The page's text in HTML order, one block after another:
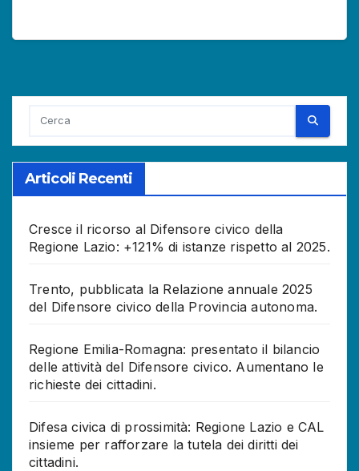
Articoli Recenti
Cresce il ricorso al Difensore civico della
Regione Lazio: +121% di istanze rispetto al 2025.
Trento, pubblicata la Relazione annuale 2025
del Difensore civico della Provincia autonoma.
Regione Emilia-Romagna: presentato il bilancio
delle attività del Difensore civico. Aumentano le
richieste dei cittadini.
Difesa civica di prossimità: Regione Lazio e CAL
insieme per rafforzare la tutela dei diritti dei
cittadini.